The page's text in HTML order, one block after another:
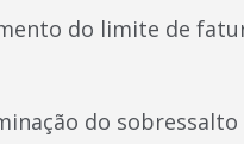
do limite de
do